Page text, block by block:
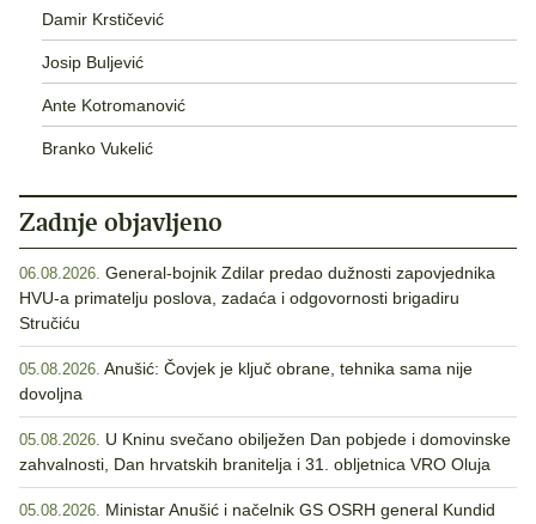
Damir Krstičević
Josip Buljević
Ante Kotromanović
Branko Vukelić
Zadnje objavljeno
06.08.2026. General-bojnik Zdilar predao dužnosti zapovjednika
HVU-a primatelju poslova, zadaća i odgovornosti brigadiru
Stručiću
05.08.2026. Anušić: Čovjek je ključ obrane, tehnika sama nije
dovoljna
05.08.2026. U Kninu svečano obilježen Dan pobjede i domovinske
zahvalnosti, Dan hrvatskih branitelja i 31. obljetnica VRO Oluja
05.08.2026. Ministar Anušić i načelnik GS OSRH general Kundid